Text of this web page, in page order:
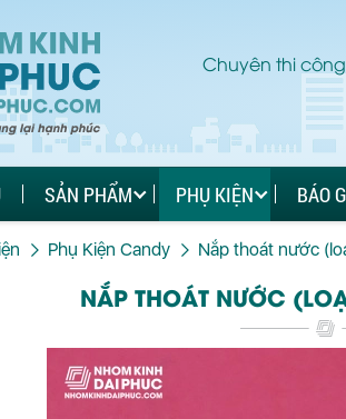
Chuyên thi
SẢN PHẨM PHỤ KIỆN BÁO
Phụ Kiện Candy Nắp thoát nước
NẮP THOÁT NƯỚC